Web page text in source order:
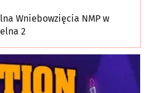
Wniebowzięcia NMP w
2